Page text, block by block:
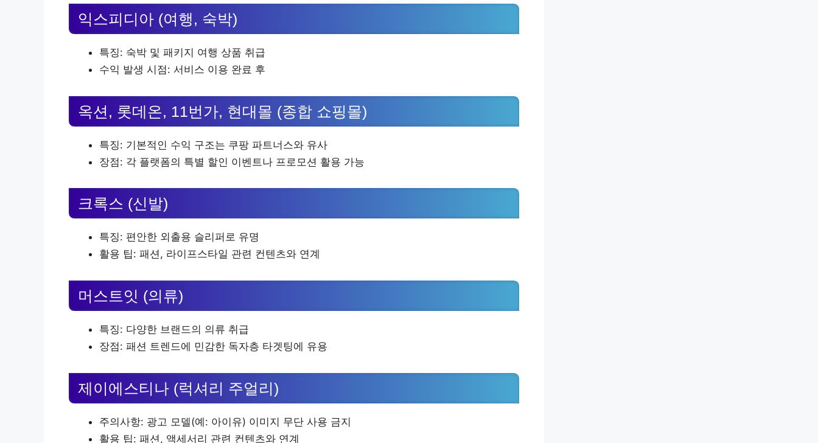
익스피디아 (여행, 숙박)
특징: 숙박 및 패키지 여행 상품 취급
수익 발생 시점: 서비스 이용 완료 후
옥션, 롯데온, 11번가, 현대몰 (종합 쇼핑몰)
특징: 기본적인 수익 구조는 쿠팡 파트너스와 유사
장점: 각 플랫폼의 특별 할인 이벤트나 프로모션 활용 가능
크록스 (신발)
특징: 편안한 외출용 슬리퍼로 유명
활용 팁: 패션, 라이프스타일 관련 컨텐츠와 연계
머스트잇 (의류)
특징: 다양한 브랜드의 의류 취급
장점: 패션 트렌드에 민감한 독자층 타겟팅에 유용
제이에스티나 (럭셔리 주얼리)
주의사항: 광고 모델(예: 아이유) 이미지 무단 사용 금지
활용 팁: 패션, 액세서리 관련 컨텐츠와 연계